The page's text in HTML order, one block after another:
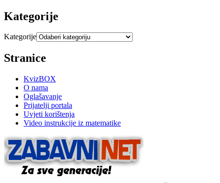
Kategorije
Kategorije
Stranice
KvizBOX
O nama
Oglašavanje
Prijatelji portala
Uvjeti korištenja
Video instrukcije iz matematike